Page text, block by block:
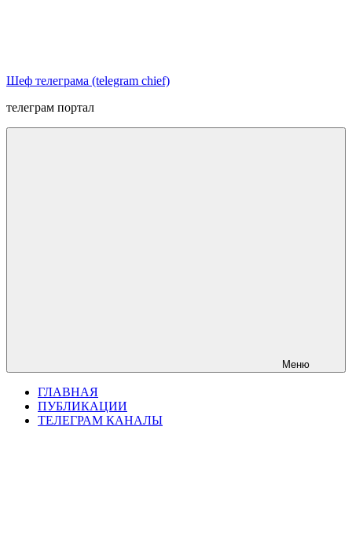
Шеф телеграма (telegram chief)
телеграм портал
Меню
ГЛАВНАЯ
ПУБЛИКАЦИИ
ТЕЛЕГРАМ КАНАЛЫ